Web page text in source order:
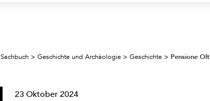
Sachbuch > Geschichte und Archäologie > Geschichte > Pensione Oltremare.
23 Oktober 2024